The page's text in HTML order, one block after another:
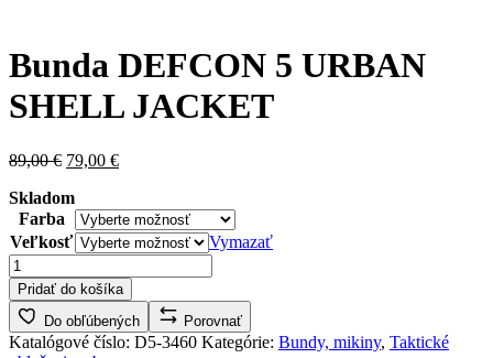
Bunda DEFCON 5 URBAN
SHELL JACKET
89,00€ Pôvodná
bola:
89,00 €.
79,00 €Aktuálna
79,00 €.
Skladom
Farba
Veľkosť
Vymazať
množstvo
Bunda
DEFCON
URBAN
Pridať do košíka
Do obľúbených
Porovnať
Katalógové číslo: D5-3460 Kategórie: Bundy, mikiny, Taktické